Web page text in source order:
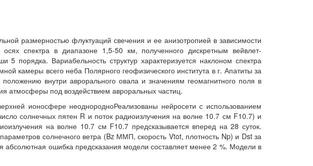
размерностью флуктуаций свечения и ее анизотропией в зависимости
спектра в диапазоне 1,5-50 км, полученного дискретным вейвлет-
порядка. Вариабельность структур характеризуется наклоном спектра
камеры всего неба Полярного геофизического института в г. Апатиты за
внутри аврорального овала и значениям геомагнитного поля в
атмосферы под воздействием авроральных частиц.
ионосфере неоднородноРеализованы нейросети с использованием
солнечных пятен R и поток радиоизлучения на волне 10.7 см F10.7) и
на волне 10.7 см F10.7 предсказывается вперед на 28 суток.
солнечного ветра (Bz ММП, скорость Vtot, плотность Np) и Dst за
ошибка предсказания модели составляет менее 2 %. Модели в